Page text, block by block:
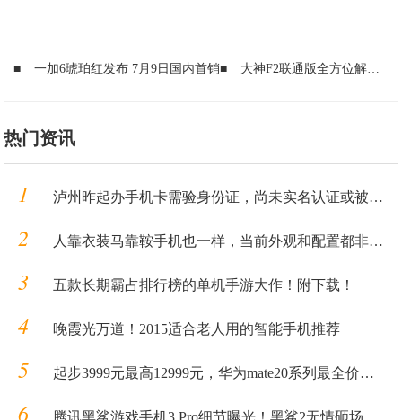
■ 一加6琥珀红发布 7月9日国内首销■ 大神F2联通版全方位解析
热门资讯
1 泸州昨起办手机卡需验身份证，尚未实名认证或被停机
2 人靠衣装马靠鞍手机也一样，当前外观和配置都非常漂亮的旗舰手机
3 五款长期霸占排行榜的单机手游大作！附下载！
4 晚霞光万道！2015适合老人用的智能手机推荐
5 起步3999元最高12999元，华为mate20系列最全价格奉上
6 腾讯黑鲨游戏手机3 Pro细节曝光！黑鲨2无情砸场